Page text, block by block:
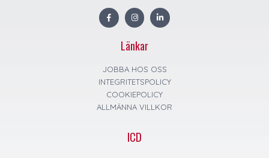
F
a
c
k
I
n
s
a
g
a
m
L
i
n
n
Länkar
JOBBA HOS OSS
INTEGRITETSPOLICY
COOKIEPOLICY
ALLMÄNNA VILLKOR
ICD